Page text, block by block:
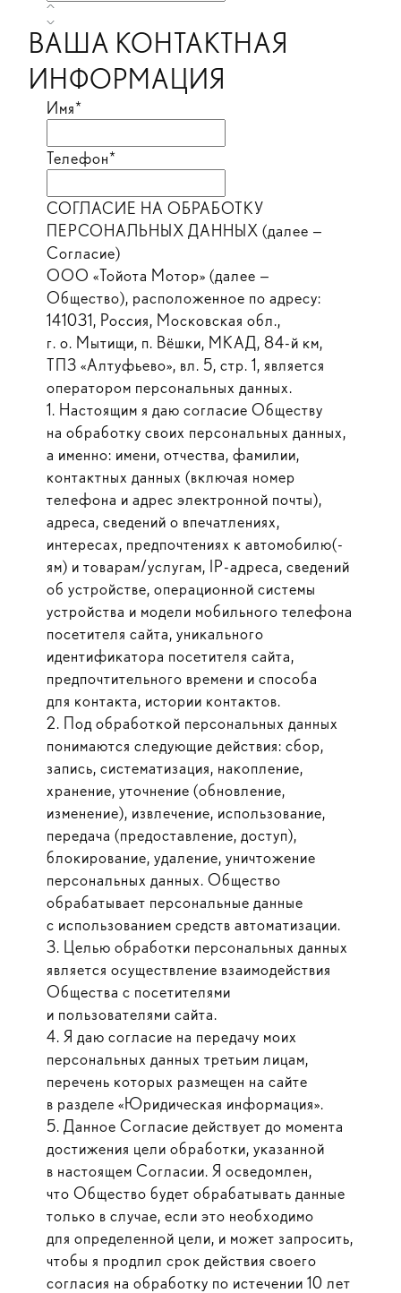
ВАША КОНТАКТНАЯ
ИНФОРМАЦИЯ
Имя*
Телефон*
СОГЛАСИЕ НА ОБРАБОТКУ
ПЕРСОНАЛЬНЫХ ДАННЫХ (далее —
Согласие)
ООО «Тойота Мотор» (далее —
Общество), расположенное по адресу:
141031, Россия, Московская обл.,
г. о. Мытищи, п. Вёшки, МКАД, 84-й км,
ТПЗ «Алтуфьево», вл. 5, стр. 1, является
оператором персональных данных.
1. Настоящим я даю согласие Обществу
на обработку своих персональных данных,
а именно: имени, отчества, фамилии,
контактных данных (включая номер
телефона и адрес электронной почты),
адреса, сведений о впечатлениях,
интересах, предпочтениях к автомобилю(-
ям) и товарам/услугам, IP-адреса, сведений
об устройстве, операционной системы
устройства и модели мобильного телефона
посетителя сайта, уникального
идентификатора посетителя сайта,
предпочтительного времени и способа
для контакта, истории контактов.
2. Под обработкой персональных данных
понимаются следующие действия: сбор,
запись, систематизация, накопление,
хранение, уточнение (обновление,
изменение), извлечение, использование,
передача (предоставление, доступ),
блокирование, удаление, уничтожение
персональных данных. Общество
обрабатывает персональные данные
с использованием средств автоматизации.
3. Целью обработки персональных данных
является осуществление взаимодействия
Общества с посетителями
и пользователями сайта.
4. Я даю согласие на передачу моих
персональных данных третьим лицам,
перечень которых размещен на сайте
в разделе «Юридическая информация».
5. Данное Согласие действует до момента
достижения цели обработки, указанной
в настоящем Согласии. Я осведомлен,
что Общество будет обрабатывать данные
только в случае, если это необходимо
для определенной цели, и может запросить,
чтобы я продлил срок действия своего
согласия на обработку по истечении 10 лет